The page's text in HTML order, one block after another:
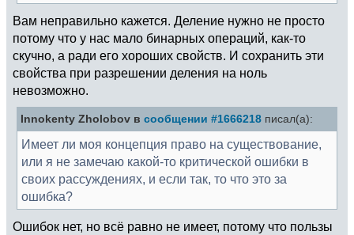
Вам неправильно кажется. Деление нужно не просто
потому что у нас мало бинарных операций, как-то
скучно, а ради его хороших свойств. И сохранить эти
свойства при разрешении деления на ноль
невозможно.
Innokenty Zholobov в сообщении #1666218 писал(а):
Имеет ли моя концепция право на существование,
или я не замечаю какой-то критической ошибки в
своих рассуждениях, и если так, то что это за
ошибка?
Ошибок нет, но всё равно не имеет, потому что пользы